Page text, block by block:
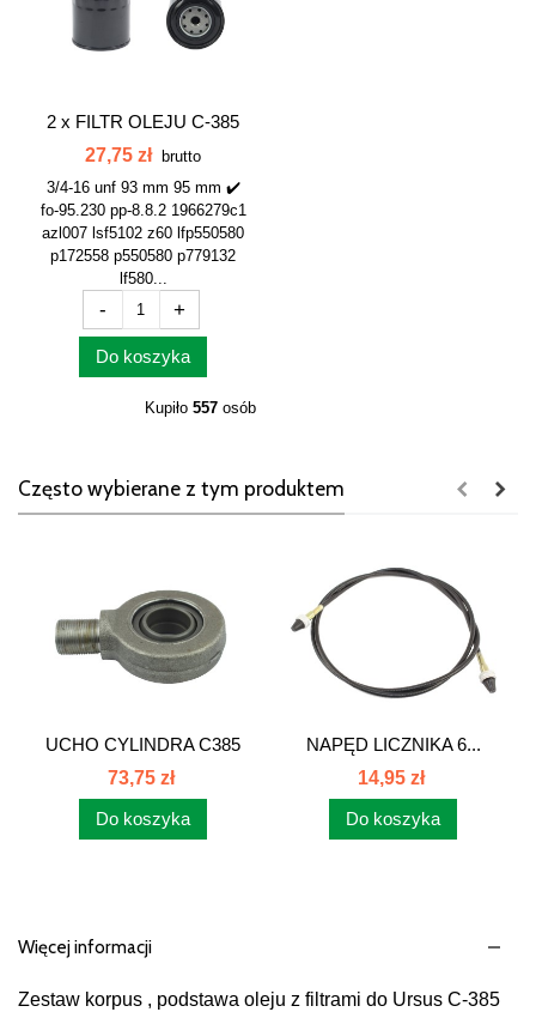
2 x FILTR OLEJU C-385
ZETOR ZTS...
27,75 zł brutto
3/4-16 unf 93 mm 95 mm ✔️
fo-95.230 pp-8.8.2 1966279c1
azl007 lsf5102 z60 lfp550580
p172558 p550580 p779132
lf580...
- +
Do koszyka
Kupiło 557 osób
Często wybierane z tym produktem
UCHO CYLINDRA C385
86409910
73,75 zł
Do koszyka
NAPĘD LICZNIKA 6...
14,95 zł
Do koszyka
Więcej informacji
Zestaw korpus , podstawa oleju z filtrami do Ursus C-385